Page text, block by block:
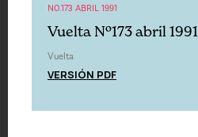
NO.173 ABRIL 1991
Vuelta Nº173 abril 1991
Vuelta
VERSIÓN PDF